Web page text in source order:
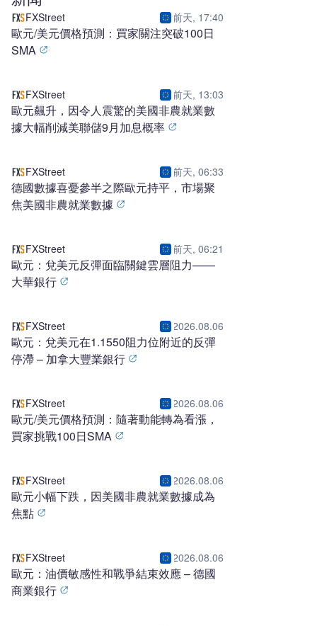
FXStreet 前天, 17:40
歐元/美元價格預測：買家關注突破100日
SMA
FXStreet 前天, 13:03
歐元飆升，因令人震驚的美國非農就業數
據大幅削減美聯儲9月加息概率
FXStreet 前天, 06:33
德國數據喜憂參半之際歐元持平，市場聚
焦美國非農就業數據
FXStreet 前天, 06:21
歐元：兌美元反彈面臨關鍵雲層阻力——
大華銀行
FXStreet 2026.08.06
歐元：兌美元在1.1550阻力位附近的反彈
停滯 – 加拿大豐業銀行
FXStreet 2026.08.06
歐元/美元價格預測：隨著動能轉為看漲，
買家挑戰100日SMA
FXStreet 2026.08.06
歐元小幅下跌，因美國非農就業數據成為
焦點
FXStreet 2026.08.06
歐元：油價敏感性和戰爭結束效應 – 德國
商業銀行